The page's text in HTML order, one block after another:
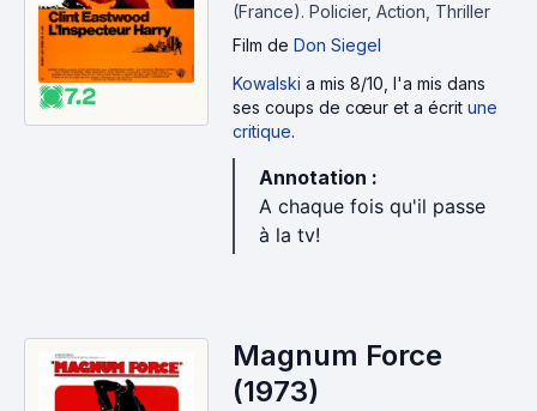
7.2
(France). Policier, Action, Thriller
Film de Don Siegel
Kowalski a mis 8/10, l'a mis dans
ses coups de cœur et a écrit une
critique.
Annotation :
A chaque fois qu'il passe
à la tv!
Magnum Force
(1973)